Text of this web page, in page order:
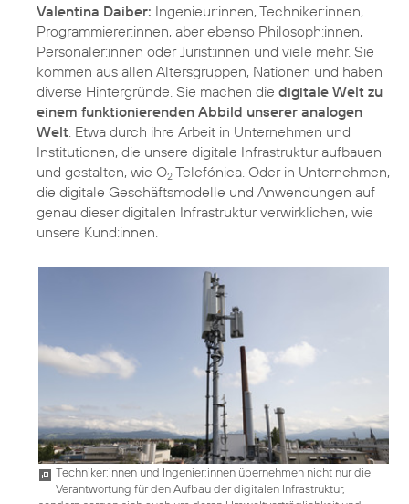
Valentina Daiber: Ingenieur:innen, Techniker:innen,
Programmierer:innen, aber ebenso Philosoph:innen,
Personaler:innen oder Jurist:innen und viele mehr. Sie
kommen aus allen Altersgruppen, Nationen und haben
diverse Hintergründe. Sie machen die digitale Welt zu
einem funktionierenden Abbild unserer analogen
Welt . Etwa durch ihre Arbeit in Unternehmen und
Institutionen, die unsere digitale Infrastruktur aufbauen
und gestalten, wie O2 Telefónica. Oder in Unternehmen,
die digitale Geschäftsmodelle und Anwendungen auf
genau dieser digitalen Infrastruktur verwirklichen, wie
unsere Kund:innen.
Techniker:innen und Ingenier:innen übernehmen nicht nur die
Verantwortung für den Aufbau der digitalen Infrastruktur,